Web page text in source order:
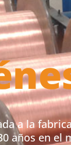
a la
años en